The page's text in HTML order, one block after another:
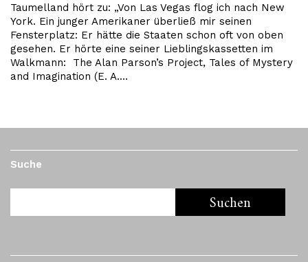
Taumelland hört zu: „Von Las Vegas flog ich nach New
York. Ein junger Amerikaner überließ mir seinen
Fensterplatz: Er hätte die Staaten schon oft von oben
gesehen. Er hörte eine seiner Lieblingskassetten im
Walkmann: The Alan Parson’s Project, Tales of Mystery
and Imagination (E. A.…
Suche